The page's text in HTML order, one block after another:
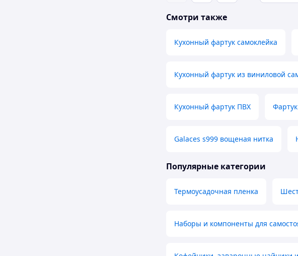
Смотри также
Кухонный фартук самоклейка
Кухонный фартук из виниловой
Кухонный фартук ПВХ
Galaces s999 вощеная нитка
Популярные категории
Термоусадочная пленка
Наборы и компоненты для